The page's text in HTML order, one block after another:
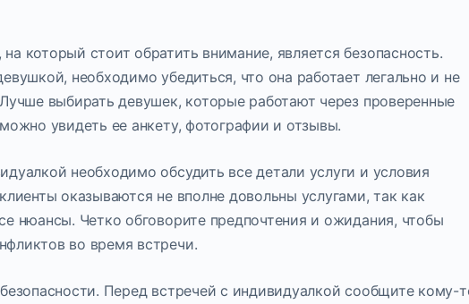
который стоит обратить внимание, является безопасность.
необходимо убедиться, что она работает легально и не
выбирать девушек, которые работают через проверенные
увидеть ее анкету, фотографии и отзывы.
необходимо обсудить все детали услуги и условия
оказываются не вполне довольны услугами, так как
нюансы. Четко обговорите предпочтения и ожидания, чтобы
во время встречи.
Перед встречей с индивидуалкой сообщите кому-